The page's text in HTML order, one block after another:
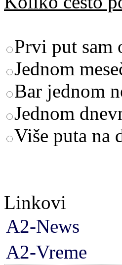
Prvi put sam
Jednom
Bar jednom
Jednom
Više puta na
Linkovi
A2-News
A2-Vreme